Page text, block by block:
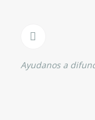
Ayudanos a